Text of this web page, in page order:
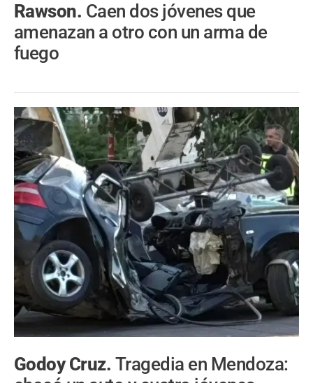
Rawson. Caen dos jóvenes que
amenazan a otro con un arma de
fuego
Godoy Cruz. Tragedia en Mendoza: